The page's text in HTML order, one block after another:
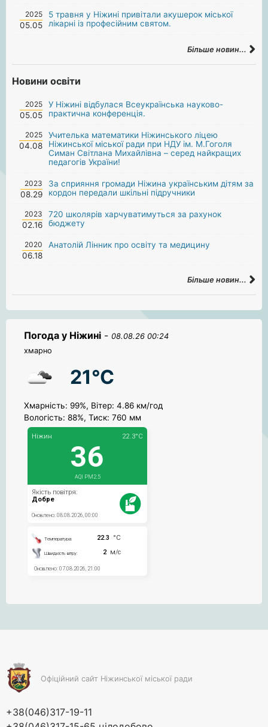
2025
05.05
5 травня у Ніжині привітали акушерок міської
лікарні із професійним святом.
Більше новин...
Новини освіти
2025
05.05
У Ніжині відбулася Всеукраїнська науково-
практична конференція.
2025
04.08
Учителька математики Ніжинського ліцею
Ніжинської міської ради при НДУ ім. М.Гоголя
Симан Світлана Михайлівна – серед найкращих
педагогів України!
2023
08.29
За сприяння громади Ніжина українським дітям за
кордон передали шкільні підручники
2023
02.16
720 школярів харчуватимуться за рахунок
бюджету
2020
06.18
Анатолій Лінник про освіту та медицину
Більше новин...
Погода у Ніжині - 08.08.26 00:24
хмарно
21°C
Хмарність: 99%, Вітер: 4.86 км/год
Вологість: 88%, Тиск: 760 мм
Офіційний сайт Ніжинської міської ради
+38(046)317-19-11